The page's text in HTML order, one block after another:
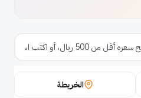
الخريطة